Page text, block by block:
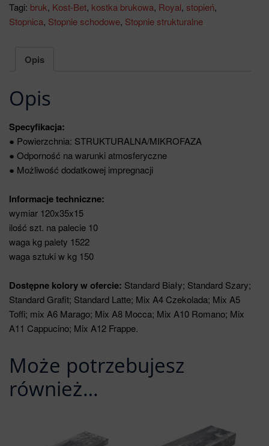
Tagi: bruk, Kost-Bet, kostka brukowa, Royal, stopień,
Stopnica, Stopnie schodowe, Stopnie strukturalne
Opis
Opis
Specyfikacja:
● Powierzchnia: STRUKTURALNA/MIKROFAZA
● Odporność na warunki atmosferyczne
● Możliwość dodatkowej impregnacji
Informacje techniczne:
wymiar 120x35x15
ilość szt. na palecie 10
waga kg palety 1522
waga sztuki w kg 150
Dostępne kolory w ofercie: Standard Biały; Standard Szary;
Standard Grafit; Standard Latte; Mix A4 Czekolada; Mix A5
Toffi; mix A6 Marago; Mix A8 Mocca; Mix A10 Romano; Mix
A11 Cappucino; Mix A12 Frappe.
Może potrzebujesz
również…